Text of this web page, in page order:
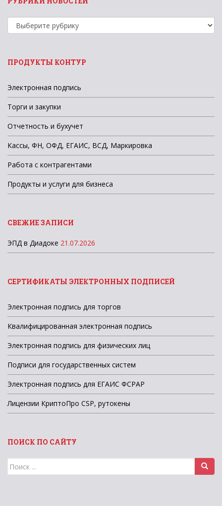
Рубрики
новостей
ПРОДУКТЫ КОНТУР
Электронная подпись
Торги и закупки
Отчетность и бухучет
Кассы, ФН, ОФД, ЕГАИС, ВСД, Маркировка
Работа с контрагентами
Продукты и услуги для бизнеса
СВЕЖИЕ ЗАПИСИ
ЭПД в Диадоке 21.07.2026
СЕРТИФИКАТЫ ЭЛЕКТРОННЫХ ПОДПИСЕЙ
Электронная подпись для торгов
Квалифицированная электронная подпись
Электронная подпись для физических лиц
Подписи для государственных систем
Электронная подпись для ЕГАИС ФСРАР
Лицензии КриптоПро CSP, рутокены
ПОИСК ПО САЙТУ
Поиск
для: